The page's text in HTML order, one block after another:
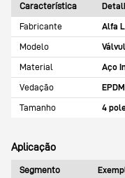
Característica
Fabricante
Alfa
Modelo
Material
Aço
Vedação
Tamanho
4
Aplicação
Segmento